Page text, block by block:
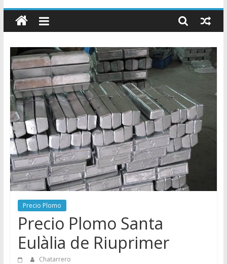
Chatarreros
–
Precio
de
Chatarra
Directorio
de
Chatarreros
para
Chatarra
Precio Plomo
Precio Plomo Santa
Eulàlia de Riuprimer
Chatarrero